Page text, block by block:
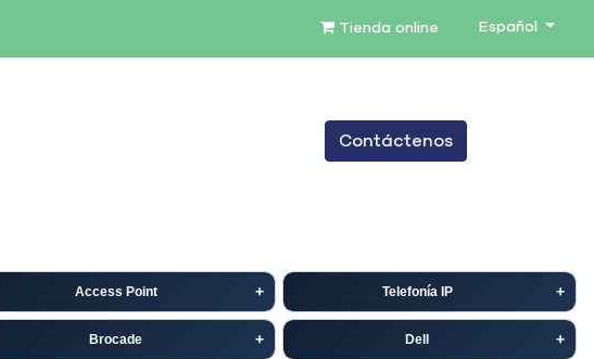
Tienda online Español
BLOG
Contáctenos
Access Point Telefonía IP
Brocade Dell